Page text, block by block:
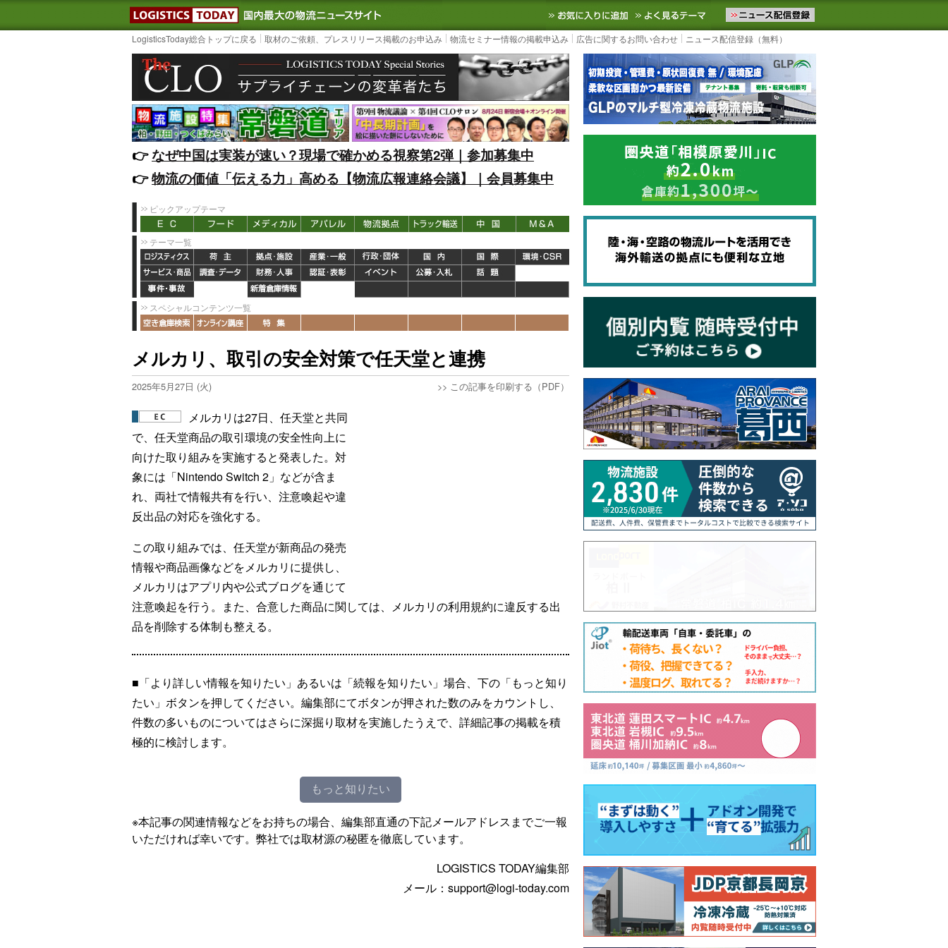
LOGISTICS TODAY｜国内最大の物流ニュースサイト3PL, SCMなど国内外の最新の物流ニュースをお届けします。物流ニュースメール配信を登録す
お気に入りに追加 よく見るテーマ
LogisticsToday総合トップに戻る 取材のご依頼、プレスリリース掲載のお申込み 物流セミナー情報の掲載申込み 広告に関するお問い合わせ ニュース配信登録（無料）
👉️なぜ中国は実装が速い？現場で確かめる視察第2弾｜参加募集中
👉️物流の価値「伝える力」高める【物流広報連絡会議】｜会員募集中
ピックアップテーマ
テーマ一覧
スペシャルコンテンツ一覧
メルカリ、取引の安全対策で任天堂と連携
2025年5月27日 (火) >> この記事を印刷する（PDF）
メルカリは27日、任天堂と共同
で、任天堂商品の取引環境の安全性向上に
向けた取り組みを実施すると発表した。対
象には「Nintendo Switch 2」などが含ま
れ、両社で情報共有を行い、注意喚起や違
反出品の対応を強化する。
この取り組みでは、任天堂が新商品の発売
情報や商品画像などをメルカリに提供し、
メルカリはアプリ内や公式ブログを通じて
注意喚起を行う。また、合意した商品に関しては、メルカリの利用規約に違反する出
品を削除する体制も整える。
■「より詳しい情報を知りたい」あるいは「続報を知りたい」場合、下の「もっと知り
たい」ボタンを押してください。編集部にてボタンが押された数のみをカウントし、
件数の多いものについてはさらに深掘り取材を実施したうえで、詳細記事の掲載を積
極的に検討します。
もっと知りたい
※本記事の関連情報などをお持ちの場合、編集部直通の下記メールアドレスまでご一報
いただければ幸いです。弊社では取材源の秘匿を徹底しています。
LOGISTICS TODAY編集部
メール：support@logi-today.com